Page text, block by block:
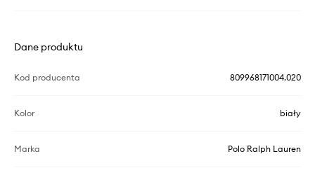
Dane produktu
Kod producenta 809968171004.020
Kolor biały
Marka Polo Ralph Lauren